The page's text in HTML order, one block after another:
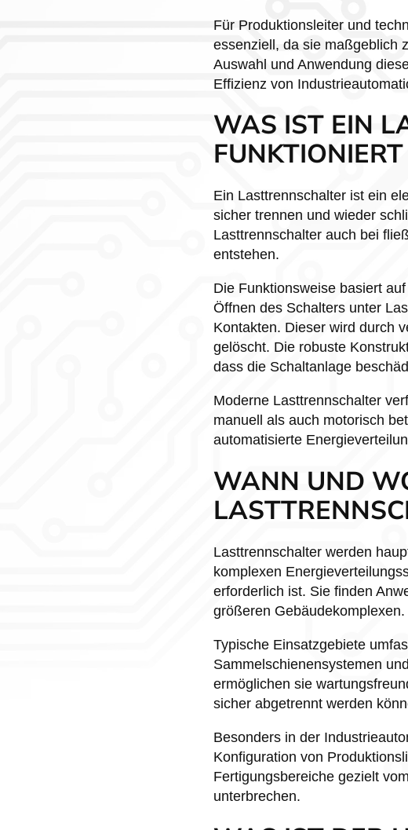
Für Produktionsleiter und
essenziell, da sie maßgeblich
Auswahl und Anwendung
Effizienz von
WAS IST EIN
FUNKTIONIERT
Ein Lasttrennschalter ist ein
sicher trennen und wieder
Lasttrennschalter auch bei
entstehen.
Die Funktionsweise basiert
Öffnen des Schalters unter
Kontakten. Dieser wird durch
gelöscht. Die robuste
dass die Schaltanlage
Moderne Lasttrennschalter
manuell als auch motorisch
automatisierte
WANN UND
Lasttrennschalter werden
komplexen
erforderlich ist. Sie finden
größeren Gebäudekomplexen.
Typische Einsatzgebiete
Sammelschienensystemen
ermöglichen sie
sicher abgetrennt werden
Besonders in der
Konfiguration von
Fertigungsbereiche gezielt
unterbrechen.